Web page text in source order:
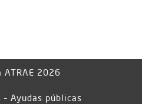
ATRAE 2026
– Ayudas públicas